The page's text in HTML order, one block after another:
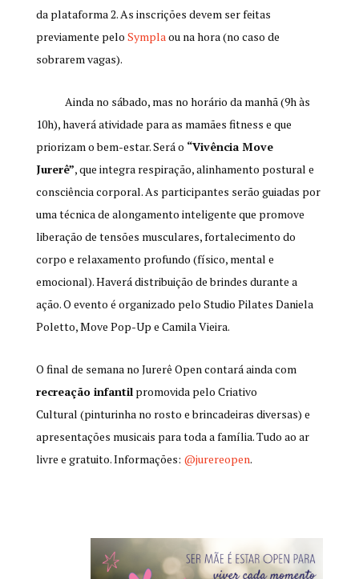
da plataforma 2. As inscrições devem ser feitas
previamente pelo Symplaou na hora (no caso de
sobrarem vagas).
Ainda no sábado, mas no horário da manhã (9h às
10h), haverá atividade para as mamães fitness e que
priorizam o bem-estar. Será o “Vivência Move
Jurerê”, que integra respiração, alinhamento postural e
consciência corporal. As participantes serão guiadas por
uma técnica de alongamento inteligente que promove
liberação de tensões musculares, fortalecimento do
corpo e relaxamento profundo (físico, mental e
emocional). Haverá distribuição de brindes durante a
ação. O evento é organizado pelo Studio Pilates Daniela
Poletto, Move Pop-Up e Camila Vieira.
O final de semana no Jurerê Open contará ainda com
recreação infantilpromovida pelo Criativo
Cultural (pinturinha no rosto e brincadeiras diversas) e
apresentações musicais para toda a família. Tudo ao ar
livre e gratuito. Informações: @jurereopen.